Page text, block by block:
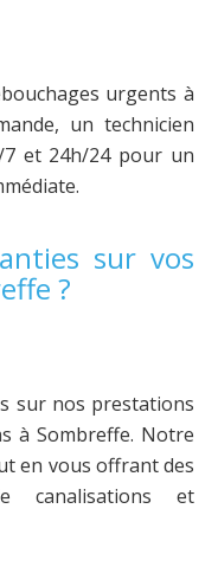
urgents à
un technicien
et 24h/24 pour un
sur vos
?
sur nos prestations
à Sombreffe. Notre
en vous offrant des
canalisations et